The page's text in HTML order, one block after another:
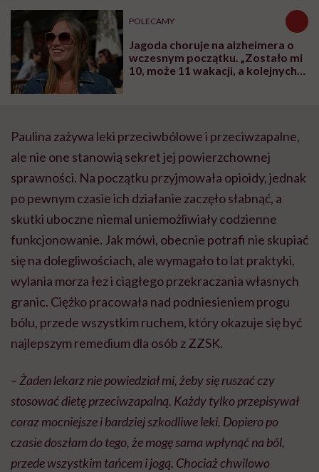
POLECAMY
Jagoda choruje na alzheimera o
wczesnym początku. „Zostało mi
10, może 11 wakacji, a kolejnych
Paulina zażywa leki przeciwbólowe i przeciwzapalne,
ale nie one stanowią sekret jej powierzchownej
sprawności. Na początku przyjmowała opioidy, jednak
po pewnym czasie ich działanie zaczęło słabnąć, a
skutki uboczne niemal uniemożliwiały codzienne
funkcjonowanie. Jak mówi, obecnie potrafi nie skupiać
się na dolegliwościach, ale wymagało to lat praktyki,
wylania morza łez i ciągłego przekraczania własnych
granic. Ciężko pracowała nad podniesieniem progu
bólu, przede wszystkim ruchem, który okazuje się być
najlepszym remedium dla osób z ZZSK.
– Żaden lekarz nie powiedział mi, żeby się ruszać czy
stosować dietę przeciwzapalną. Każdy tylko przepisywał
coraz mocniejsze i bardziej szkodliwe leki. Dopiero po
czasie doszłam do tego, że mogę sama wpłynąć na ból,
przede wszystkim tańcem i jogą. Chociaż chwilowo